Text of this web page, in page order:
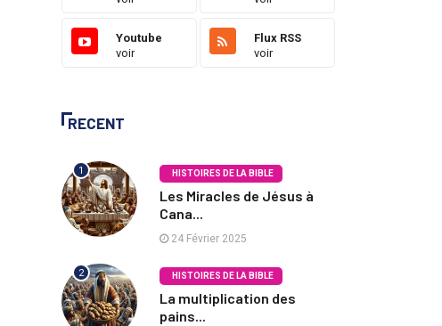
Youtube
voir
Flux RSS
voir
RECENT
1 HISTOIRES DE LA BIBLE
Les Miracles de Jésus à
Cana...
24 Février 2025
2 HISTOIRES DE LA BIBLE
La multiplication des
pains...